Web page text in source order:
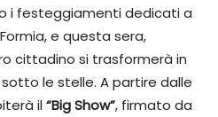
i festeggiamenti dedicati a
e questa sera,
cittadino si trasformerà in
le stelle. A partire dalle
il“Big Show”, firmato da